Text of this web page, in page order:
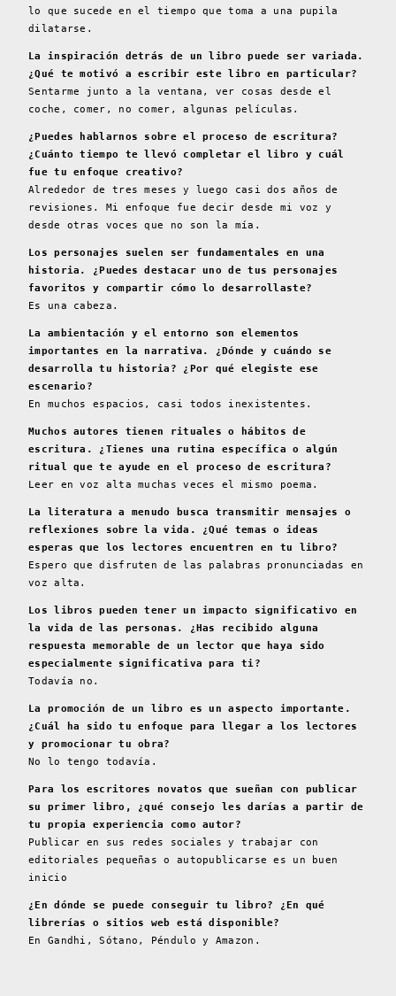
lo que sucede en el tiempo que toma a una pupila
dilatarse.
La inspiración detrás de un libro puede ser variada.
¿Qué te motivó a escribir este libro en particular?
Sentarme junto a la ventana, ver cosas desde el
coche, comer, no comer, algunas películas.
¿Puedes hablarnos sobre el proceso de escritura?
¿Cuánto tiempo te llevó completar el libro y cuál
fue tu enfoque creativo?
Alrededor de tres meses y luego casi dos años de
revisiones. Mi enfoque fue decir desde mi voz y
desde otras voces que no son la mía.
Los personajes suelen ser fundamentales en una
historia. ¿Puedes destacar uno de tus personajes
favoritos y compartir cómo lo desarrollaste?
Es una cabeza.
La ambientación y el entorno son elementos
importantes en la narrativa. ¿Dónde y cuándo se
desarrolla tu historia? ¿Por qué elegiste ese
escenario?
En muchos espacios, casi todos inexistentes.
Muchos autores tienen rituales o hábitos de
escritura. ¿Tienes una rutina específica o algún
ritual que te ayude en el proceso de escritura?
Leer en voz alta muchas veces el mismo poema.
La literatura a menudo busca transmitir mensajes o
reflexiones sobre la vida. ¿Qué temas o ideas
esperas que los lectores encuentren en tu libro?
Espero que disfruten de las palabras pronunciadas en
voz alta.
Los libros pueden tener un impacto significativo en
la vida de las personas. ¿Has recibido alguna
respuesta memorable de un lector que haya sido
especialmente significativa para ti?
Todavía no.
La promoción de un libro es un aspecto importante.
¿Cuál ha sido tu enfoque para llegar a los lectores
y promocionar tu obra?
No lo tengo todavía.
Para los escritores novatos que sueñan con publicar
su primer libro, ¿qué consejo les darías a partir de
tu propia experiencia como autor?
Publicar en sus redes sociales y trabajar con
editoriales pequeñas o autopublicarse es un buen
inicio
¿En dónde se puede conseguir tu libro? ¿En qué
librerías o sitios web está disponible?
En Gandhi, Sótano, Péndulo y Amazon.